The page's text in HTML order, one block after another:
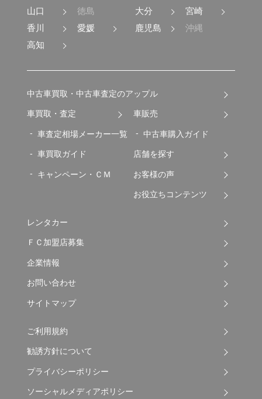
山口
徳島
香川
愛媛
高知
大分
宮崎
鹿児島
沖縄
中古車買取・中古車査定のアップル
車買取・査定
車査定相場メーカー一覧
車買取ガイド
キャンペーン・ＣＭ
車販売
中古車購入ガイド
店舗を探す
お客様の声
お役立ちコンテンツ
レンタカー
ＦＣ加盟店募集
企業情報
お問い合わせ
サイトマップ
ご利用規約
勧誘方針について
プライバシーポリシー
ソーシャルメディアポリシー